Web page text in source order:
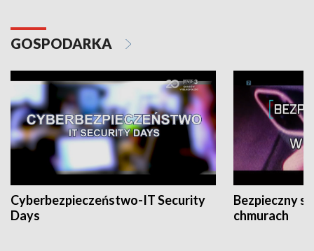
GOSPODARKA
Cyberbezpieczeństwo-IT Security
Days
Bezpieczny
chmurach